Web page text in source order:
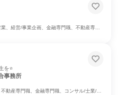
経営/事業企画、金融専門職、不動産専門職、経理/税務/財務、人事、広報/IR、建築/土木/プラント専門職、マーケティング・広告・宣伝
を⭐
事務所
不動産専門職、金融専門職、コンサル/士業/リサーチャー、経営/事業企画